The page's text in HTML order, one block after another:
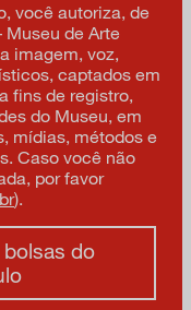
você autoriza, de
de Arte
imagem, voz,
captados em
fins de registro,
do Museu, em
mídias, métodos e
Caso você não
por favor
).
do